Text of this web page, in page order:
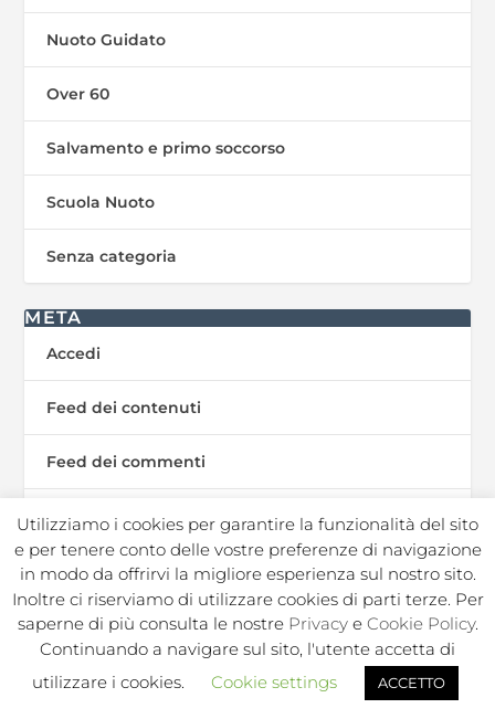
Nuoto Guidato
Over 60
Salvamento e primo soccorso
Scuola Nuoto
Senza categoria
META
Accedi
Feed dei contenuti
Feed dei commenti
WordPress.org
In Sport s.r.l. Societa Sportiva Dilettantistica | C.F./P.I.
02050250964 |
| Privacy Contatti
| | Regolamento | |
Utilizziamo i cookies per garantire la funzionalità del sito
e per tenere conto delle vostre preferenze di navigazione
in modo da offrirvi la migliore esperienza sul nostro sito.
Inoltre ci riserviamo di utilizzare cookies di parti terze. Per
saperne di più consulta le nostre Privacye Cookie Policy.
Continuando a navigare sul sito, l'utente accetta di
utilizzare i cookies.
Cookie settings ACCETTO